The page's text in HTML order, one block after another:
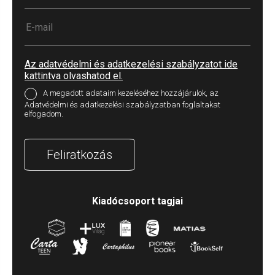
Az adatvédelmi és adatkezelési szabályzatot ide
kattintva olvashatod el.
A megadott adataim kezeléséhez hozzájárulok, az
Adatvédelmi és adatkezelési szabályzatban foglaltakat
elfogadom.
Feliratkozás
Kiadócsoport tagjai